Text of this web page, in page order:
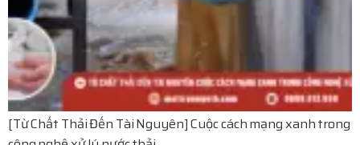
[Từ Chất Thải Đến Tài Nguyên] Cuộc cách mạng xanh trong